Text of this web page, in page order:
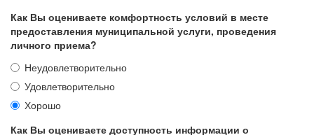
Как Вы оцениваете комфортность условий в месте
предоставления муниципальной услуги, проведения
личного приема?
Неудовлетворительно
Удовлетворительно
Хорошо
Как Вы оцениваете доступность информации о